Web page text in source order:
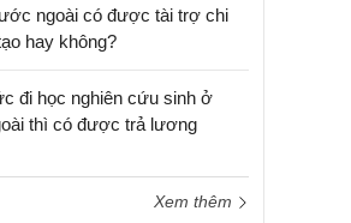
ngoài có được tài trợ chi
hay không?
đi học nghiên cứu sinh ở
thì có được trả lương
Xem thêm